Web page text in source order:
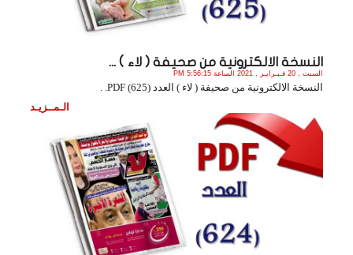
النسخة الالكترونية من صحيفة ( لاء ) ...
السبت , 20 فـبـرايـر , 2021 الساعة 5:56:15 PM
النسخة الالكترونية من صحيفة ( لاء ) العدد (625) PDF. .
الـمــزيـد